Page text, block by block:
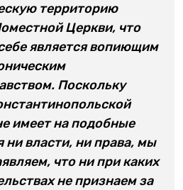
территорию
Церкви, что
является вопиющим
Поскольку
имеет на подобные
ни власти, ни права, мы
что ни при каких
не признаем за